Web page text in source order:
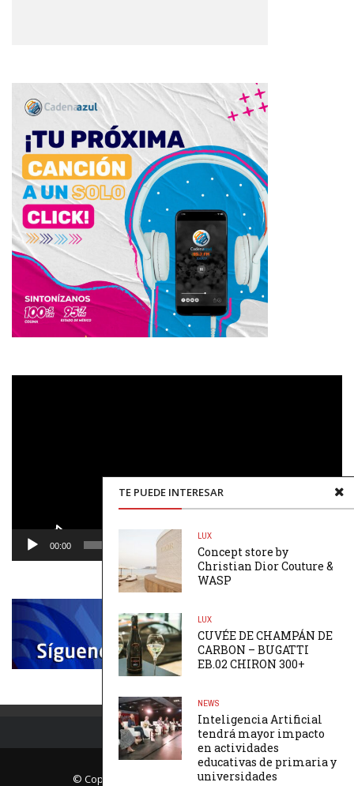
TE PUEDE INTERESAR
LUX
Concept store by
Christian Dior Couture &
WASP
LUX
CUVÉE DE CHAMPÁN DE
CARBON – BUGATTI
EB.02 CHIRON 300+
NEWS
Inteligencia Artificial
tendrá mayor impacto
en actividades
educativas de primaria y
universidades
00:00
© Copyright Página Uno. All rights reserved.